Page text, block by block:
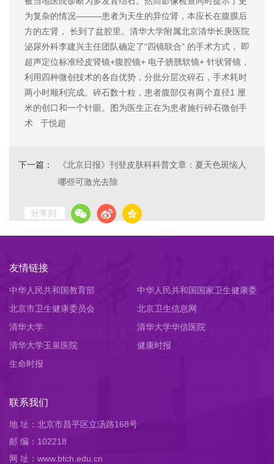
为复杂的情况———患者为天生的异位肾，本应长在腹膜后
方的左肾， 长到了盆腔里。清华大学附属北京清华长庚医院
泌尿外科李建兴主任团队确定了“四镜联合” 的手术方式， 即
超声定位标准经皮肾镜+腹腔镜+ 电子膀胱软镜+ 针状肾镜，
利用四种微创技术的各自优势，分批分层次碎石，手术耗时
两小时顺利完成。碎石数十粒，患者腹部仅有两个直径1 厘
米的创口和一个针眼。图为医生正在为患者施行碎石微创手
术 于悦超
下一篇：
《北京日报》刊登皮肤科科普文章：夏天色斑恼人
哪些可激光去除
分享到:
友情链接
中华人民共和国教育部
中华人民共和国国家卫生健康委
员会
北京市卫生健康委员会
北京卫生信息网
清华大学
清华大学华信医院
清华大学玉泉医院
健康时报
生命时报
联系我们
地 址：北京市昌平区立汤路168号
邮 编：102218
网 址：www.btch.edu.cn